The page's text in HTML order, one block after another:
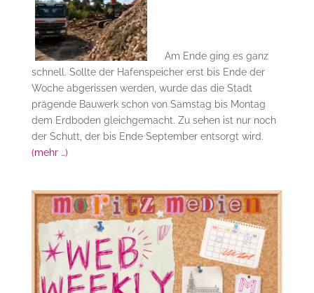
Am Ende ging es ganz
schnell. Sollte der Hafenspeicher erst bis Ende der
Woche abgerissen werden, wurde das die Stadt
prägende Bauwerk schon von Samstag bis Montag
dem Erdboden gleichgemacht. Zu sehen ist nur noch
der Schutt, der bis Ende September entsorgt wird.
(mehr …)